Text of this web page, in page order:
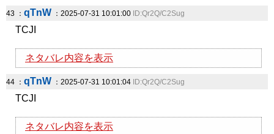
43 ： qTnW ：2025-07-31 10:01:00 ID:Qr2Q/C2Sug
TCJI
ネタバレ内容を表示
44 ： qTnW ：2025-07-31 10:01:04 ID:Qr2Q/C2Sug
TCJI
ネタバレ内容を表示